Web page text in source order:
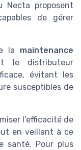
Necta proposent
de gérer
la maintenance
le distributeur
évitant les
susceptibles de
l'efficacité de
en veillant à ce
santé. Pour plus